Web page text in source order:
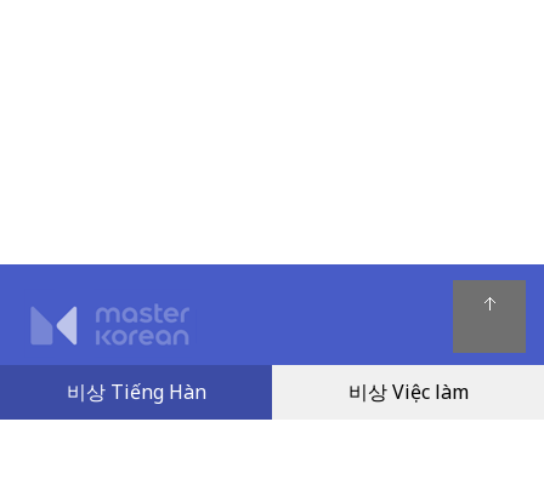
Quy chế hoạt động
Chính sách giải quyết tranh chấp
비상 Tiếng Hàn 비상 Việc làm